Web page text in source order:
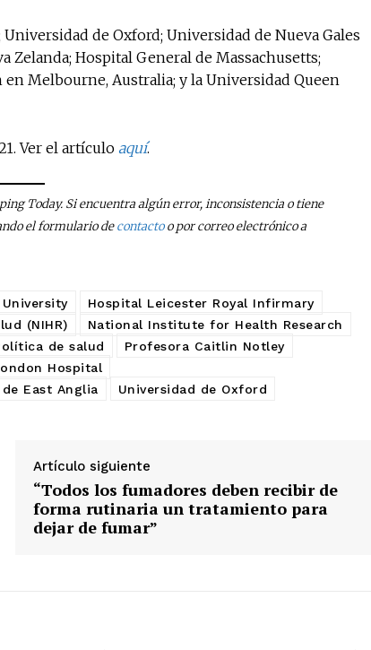
de Oxford; Universidad de Nueva Gales
Zelanda; Hospital General de Massachusetts;
Melbourne, Australia; y la Universidad Queen
Ver el artículo aquí.
Today. Si encuentra algún error, inconsistencia o tiene
el formulario decontactoo por correo electrónico a
Hospital Leicester Royal Infirmary
(NIHR)
National Institute for Health Research
de salud
Profesora Caitlin Notley
Hospital
East Anglia Universidad de Oxford
Artículo siguiente
“Todos los fumadores deben recibir de
forma rutinaria un tratamiento para
dejar de fumar”